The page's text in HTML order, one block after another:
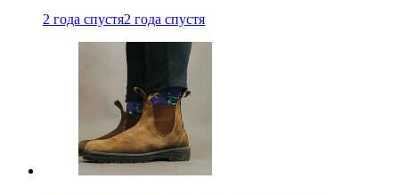
2 года спустя2 года спустя